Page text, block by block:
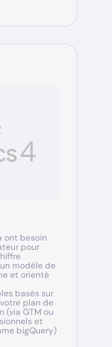
ont besoin
pour
modèle de
et orienté
basés sur
plan de
(via GTM ou
et
bigQuery)